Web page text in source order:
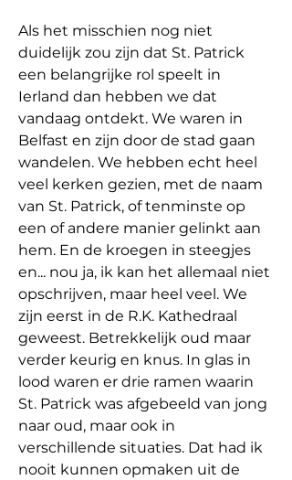
Als het misschien nog niet
duidelijk zou zijn dat St. Patrick
een belangrijke rol speelt in
Ierland dan hebben we dat
vandaag ontdekt. We waren in
Belfast en zijn door de stad gaan
wandelen. We hebben echt heel
veel kerken gezien, met de naam
van St. Patrick, of tenminste op
een of andere manier gelinkt aan
hem. En de kroegen in steegjes
en... nou ja, ik kan het allemaal niet
opschrijven, maar heel veel. We
zijn eerst in de R.K. Kathedraal
geweest. Betrekkelijk oud maar
verder keurig en knus. In glas in
lood waren er drie ramen waarin
St. Patrick was afgebeeld van jong
naar oud, maar ook in
verschillende situaties. Dat had ik
nooit kunnen opmaken uit de